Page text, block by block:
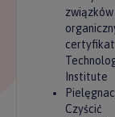
związków
certyfikat
Institute
Czyścić